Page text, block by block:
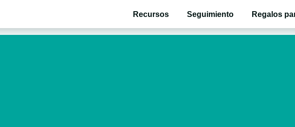
de tu bebé
Recursos Seguimiento Regalos